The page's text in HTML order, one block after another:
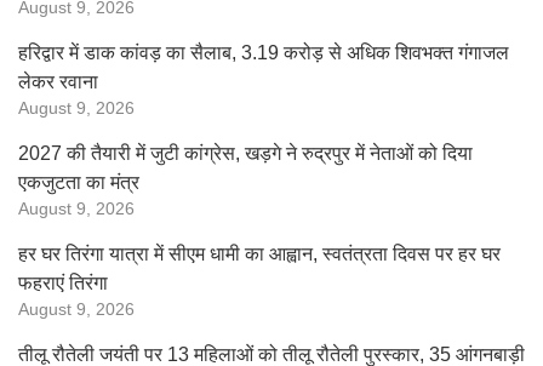
August 9, 2026
हरिद्वार में डाक कांवड़ का सैलाब, 3.19 करोड़ से अधिक शिवभक्त गंगाजल
लेकर रवाना
August 9, 2026
2027 की तैयारी में जुटी कांग्रेस, खड़गे ने रुद्रपुर में नेताओं को दिया
एकजुटता का मंत्र
August 9, 2026
हर घर तिरंगा यात्रा में सीएम धामी का आह्वान, स्वतंत्रता दिवस पर हर घर
फहराएं तिरंगा
August 9, 2026
तीलू रौतेली जयंती पर 13 महिलाओं को तीलू रौतेली पुरस्कार, 35 आंगनबाड़ी